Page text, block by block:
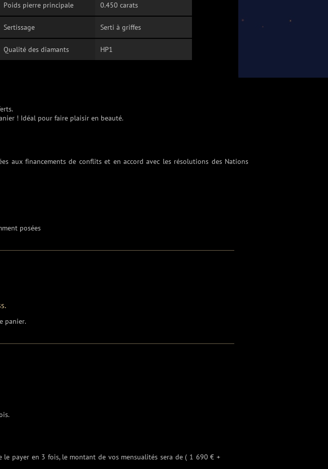
Poids pierre principale 0.450 carats
Sertissage Serti à griffes
Qualité des diamants HP1
! Idéal pour faire plaisir en beauté.
aux financements de conflits et en accord avec les résolutions des Nations
posées
panier.
payer en 3 fois, le montant de vos mensualités sera de ( 1 690 € +